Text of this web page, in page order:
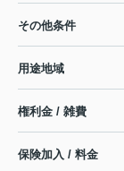
その他条件
用途地域
権利金 / 雑費
保険加入 / 料金